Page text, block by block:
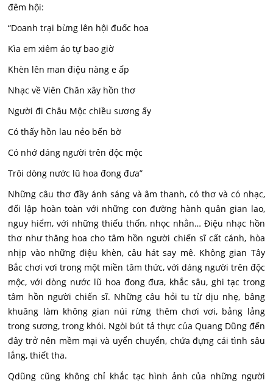
đêm hội:
“Doanh trại bừng lên hội đuốc hoa
Kìa em xiêm áo tự bao giờ
Khèn lên man điệu nàng e ấp
Nhạc về Viên Chăn xây hồn thơ
Người đi Châu Mộc chiều sương ấy
Có thấy hồn lau nẻo bến bờ
Có nhớ dáng người trên độc mộc
Trôi dòng nước lũ hoa đong đưa”
Những câu thơ đầy ánh sáng và âm thanh, có thơ và có nhạc,
đối lập hoàn toàn với những con đường hành quân gian lao,
nguy hiểm, với những thiếu thốn, nhọc nhằn… Điệu nhạc hồn
thơ như thăng hoa cho tâm hồn người chiến sĩ cất cánh, hòa
nhịp vào những điệu khèn, câu hát say mê. Không gian Tây
Bắc chơi vơi trong một miền tâm thức, với dáng người trên độc
mộc, với dòng nước lũ hoa đong đưa, khắc sâu, ghi tạc trong
tâm hồn người chiến sĩ. Những câu hỏi tu từ dịu nhẹ, bâng
khuâng làm không gian núi rừng thêm chơi vơi, bảng lảng
trong sương, trong khói. Ngòi bút tả thực của Quang Dũng đến
đây trở nên mềm mại và uyển chuyển, chứa đựng cái tình sâu
lắng, thiết tha.
Qdũng cũng không chỉ khắc tạc hình ảnh của những người